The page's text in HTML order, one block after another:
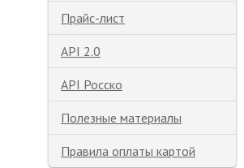
Прайс-лист
API 2.0
API Росско
Полезные материалы
Правила оплаты картой